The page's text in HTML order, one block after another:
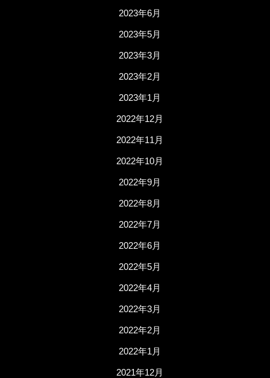
2023年6月
2023年5月
2023年3月
2023年2月
2023年1月
2022年12月
2022年11月
2022年10月
2022年9月
2022年8月
2022年7月
2022年6月
2022年5月
2022年4月
2022年3月
2022年2月
2022年1月
2021年12月